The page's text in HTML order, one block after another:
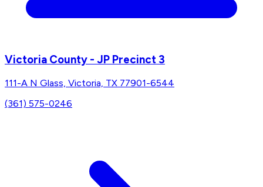
Victoria County - JP Precinct 3
111-A N Glass, Victoria, TX 77901-6544
(361) 575-0246